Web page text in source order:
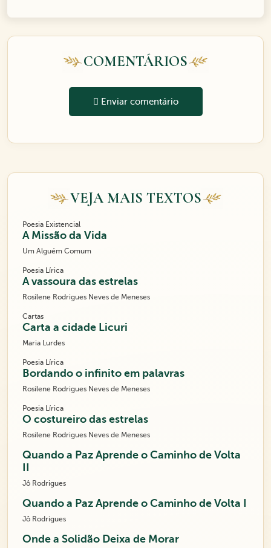
COMENTÁRIOS
Enviar comentário
VEJA MAIS TEXTOS
Poesia Existencial
A Missão da Vida
Um Alguém Comum
Poesia Lírica
A vassoura das estrelas
Rosilene Rodrigues Neves de Meneses
Cartas
Carta a cidade Licuri
Maria Lurdes
Poesia Lírica
Bordando o infinito em palavras
Rosilene Rodrigues Neves de Meneses
Poesia Lírica
O costureiro das estrelas
Rosilene Rodrigues Neves de Meneses
Quando a Paz Aprende o Caminho de Volta
Jô Rodrigues
Quando a Paz Aprende o Caminho de Volta I
Jô Rodrigues
Onde a Solidão Deixa de Morar